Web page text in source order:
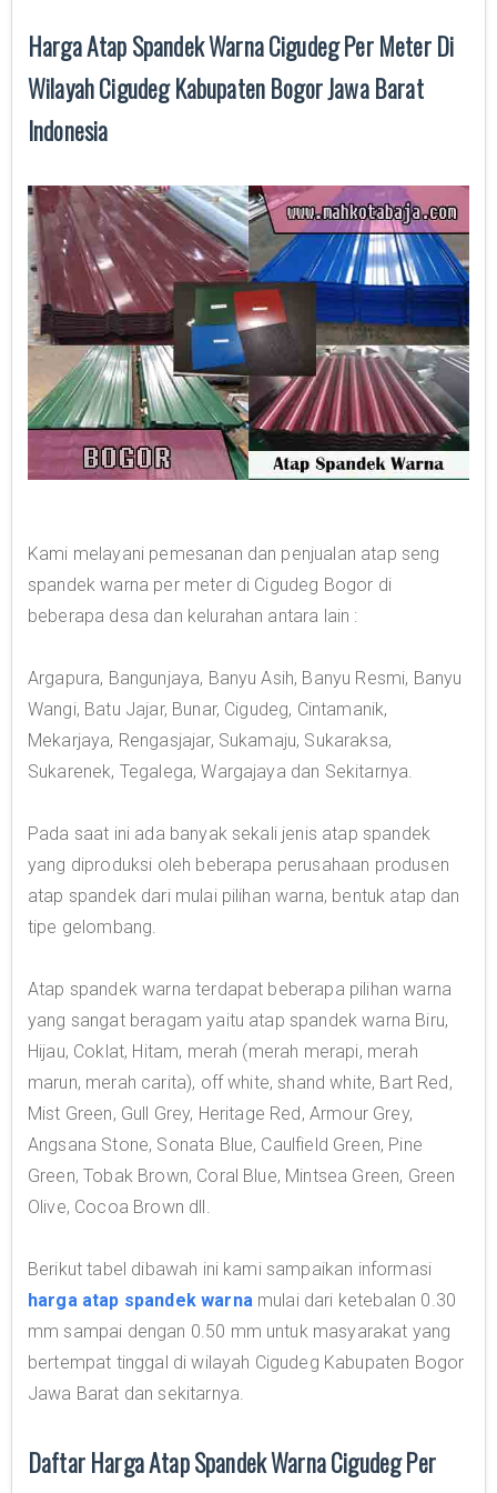
Harga Atap Spandek Warna Cigudeg Per Meter Di
Wilayah Cigudeg Kabupaten Bogor Jawa Barat
Indonesia
Kami melayani pemesanan dan penjualan atap seng
spandek warna per meter di Cigudeg Bogor di
beberapa desa dan kelurahan antara lain :
Argapura, Bangunjaya, Banyu Asih, Banyu Resmi, Banyu
Wangi, Batu Jajar, Bunar, Cigudeg, Cintamanik,
Mekarjaya, Rengasjajar, Sukamaju, Sukaraksa,
Sukarenek, Tegalega, Wargajaya dan Sekitarnya.
Pada saat ini ada banyak sekali jenis atap spandek
yang diproduksi oleh beberapa perusahaan produsen
atap spandek dari mulai pilihan warna, bentuk atap dan
tipe gelombang.
Atap spandek warna terdapat beberapa pilihan warna
yang sangat beragam yaitu atap spandek warna Biru,
Hijau, Coklat, Hitam, merah (merah merapi, merah
marun, merah carita), off white, shand white, Bart Red,
Mist Green, Gull Grey, Heritage Red, Armour Grey,
Angsana Stone, Sonata Blue, Caulfield Green, Pine
Green, Tobak Brown, Coral Blue, Mintsea Green, Green
Olive, Cocoa Brown dll.
Berikut tabel dibawah ini kami sampaikan informasi
harga atap spandek warnamulai dari ketebalan 0.30
mm sampai dengan 0.50 mm untuk masyarakat yang
bertempat tinggal di wilayah Cigudeg Kabupaten Bogor
Jawa Barat dan sekitarnya.
Daftar Harga Atap Spandek Warna Cigudeg Per